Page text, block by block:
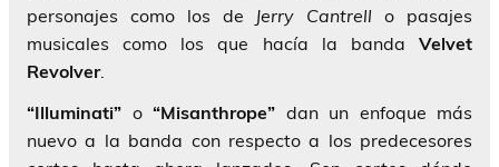
personajes como los de Jerry Cantrell o pasajes
musicales como los que hacía la banda Velvet
Revolver.
“Illuminati” o “Misanthrope” dan un enfoque más
nuevo a la banda con respecto a los predecesores